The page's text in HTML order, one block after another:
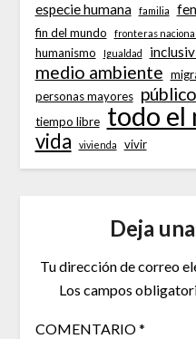
especie humana familia
fin del mundo fronteras
humanismo Igualdad
medio ambiente
personas mayores público
tiempo libre todo el
vida vivienda vivir
Deja
Tu dirección de correo
Los campos
COMENTARIO*